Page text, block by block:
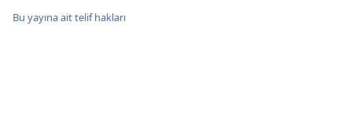
Bu yayına ait telif hakları